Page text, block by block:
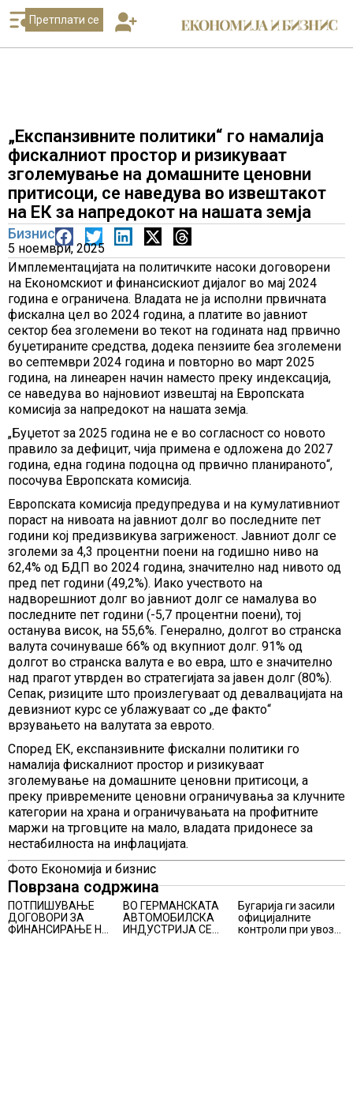
Претплати се
„Експанзивните политики“ го намалија
фискалниот простор и ризикуваат
зголемување на домашните ценовни
притисоци, се наведува во извештакот
на ЕК за напредокот на нашата земја
Бизнис
5 ноември, 2025
Имплементацијата на политичките насоки договорени
на Економскиот и финансискиот дијалог во мај 2024
година е ограничена. Владата не ја исполни првичната
фискална цел во 2024 година, а платите во јавниот
сектор беа зголемени во текот на годината над првично
буџетираните средства, додека пензиите беа зголемени
во септември 2024 година и повторно во март 2025
година, на линеарен начин наместо преку индексација,
се наведува во најновиот извештај на Европската
комисија за напредокот на нашата земја.
„Буџетот за 2025 година не е во согласност со новото
правило за дефицит, чија примена е одложена до 2027
година, една година подоцна од првично планираното“,
посочува Европската комисија.
Европската комисија предупредува и на кумулативниот
пораст на нивоата на јавниот долг во последните пет
години кој предизвикува загриженост. Јавниот долг се
зголеми за 4,3 процентни поени на годишно ниво на
62,4% од БДП во 2024 година, значително над нивото од
пред пет години (49,2%). Иако учеството на
надворешниот долг во јавниот долг се намалува во
последните пет години (-5,7 процентни поени), тој
останува висок, на 55,6%. Генерално, долгот во странска
валута сочинуваше 66% од вкупниот долг. 91% од
долгот во странска валута е во евра, што е значително
над прагот утврден во стратегијата за јавен долг (80%).
Сепак, ризиците што произлегуваат од девалвацијата на
девизниот курс се ублажуваат со „де факто“
врзувањето на валутата за еврото.
Според ЕК, експанзивните фискални политики го
намалија фискалниот простор и ризикуваат
зголемување на домашните ценовни притисоци, а
преку привремените ценовни ограничувања за клучните
категории на храна и ограничувањата на профитните
маржи на трговците на мало, владата придонесе за
нестабилноста на инфлацијата.
Фото Економија и бизнис
Поврзана содржина
ПОТПИШУВАЊЕ
ДОГОВОРИ ЗА
ФИНАНСИРАЊЕ НА
ВО ГЕРМАНСКАТА
АВТОМОБИЛСКА
ИНДУСТРИЈА СЕ
Бугарија ги засили
официјалните
контроли при увоз